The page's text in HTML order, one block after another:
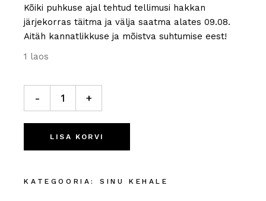
Kõiki puhkuse ajal tehtud tellimusi hakkan
järjekorras täitma ja välja saatma alates 09.08.
Aitäh kannatlikkuse ja mõistva suhtumise eest!
1 laos
Vahustatud kehakoorija „Sidrunikook“ quantity
- +
LISA KORVI
KATEGOORIA: SINU KEHALE